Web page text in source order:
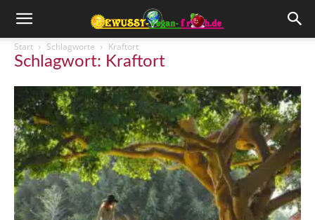
Start Schlagworte Kraftort
Schlagwort: Kraftort